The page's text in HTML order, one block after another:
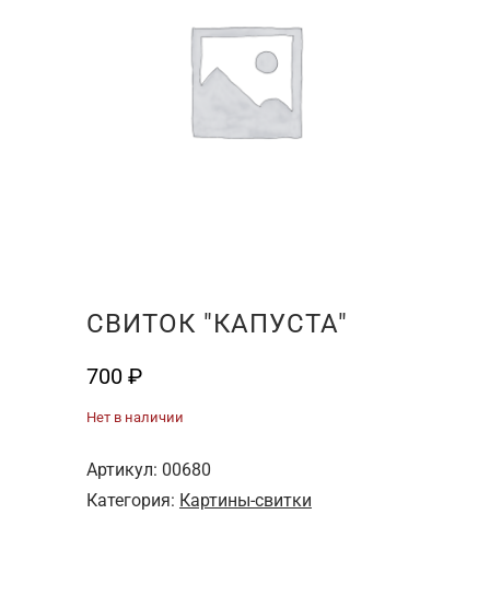
СВИТОК "КАПУСТА"
700 ₽
Нет в наличии
Артикул: 00680
Категория: Картины-свитки